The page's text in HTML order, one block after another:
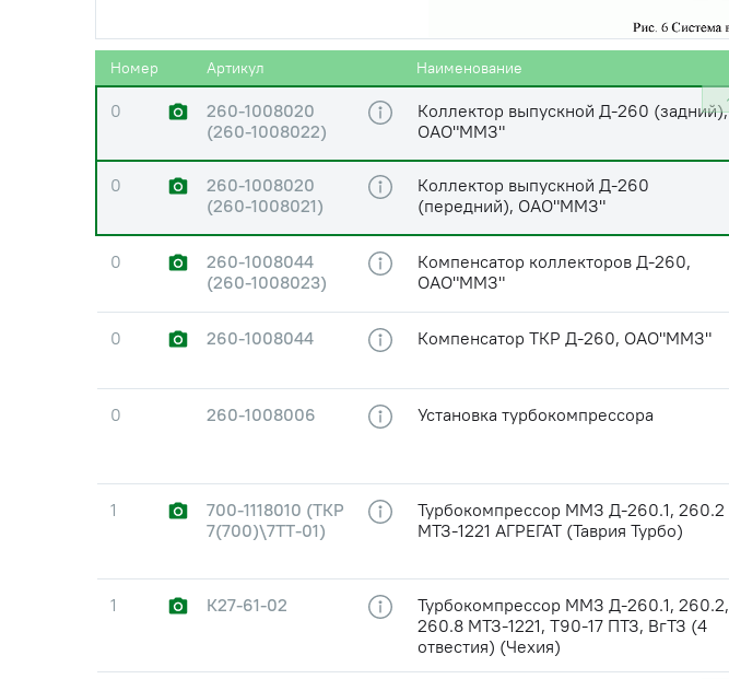
Номер Артикул Наименование
0
260-1008020
(260-1008022)
Коллектор выпускной Д-260 (задний),
ОАО"ММЗ"
0
260-1008020
(260-1008021)
Коллектор выпускной Д-260
(передний), ОАО"ММЗ"
0
260-1008044
(260-1008023)
Компенсатор коллекторов Д-260,
ОАО"ММЗ"
0 260-1008044 Компенсатор ТКР Д-260, ОАО"ММЗ"
0 260-1008006 Установка турбокомпрессора
1
700-1118010 (ТКР
7(700)\7ТТ-01)
Турбокомпрессор ММЗ Д-260.1, 260.2
МТЗ-1221 АГРЕГАТ (Таврия Турбо)
1 К27-61-02
Турбокомпрессор ММЗ Д-260.1, 260.2,
260.8 МТЗ-1221, Т90-17 ПТЗ, ВгТЗ (4
отвестия) (Чехия)